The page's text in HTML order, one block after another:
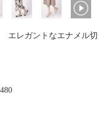
レガントなエナメル切